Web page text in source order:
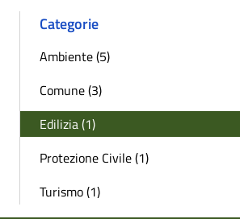
Categorie
Ambiente (5)
Comune (3)
Edilizia (1)
Protezione Civile (1)
Turismo (1)